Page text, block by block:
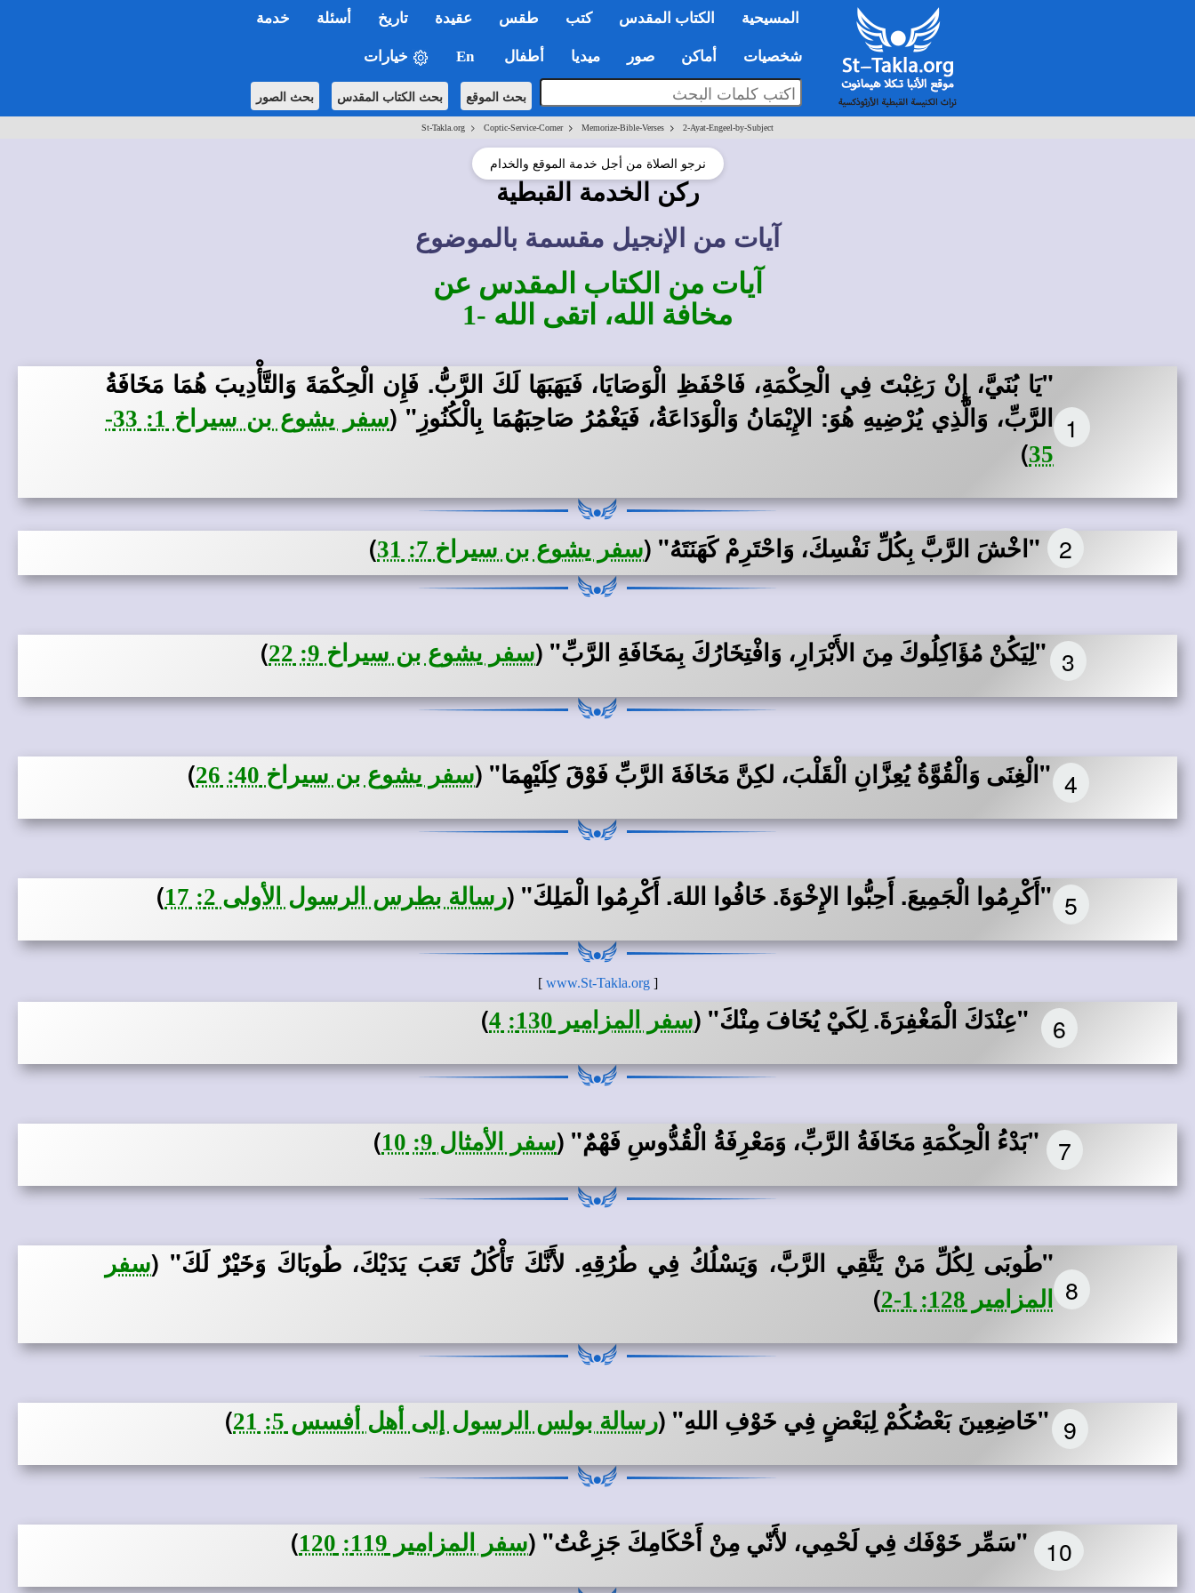
المسيحية الكتاب المقدس كتب طقس عقيدة تاريخ أسئلة خدمة
شخصيات أماكن صور ميديا أطفال En خيارات
بحث الموقع بحث الكتاب المقدس بحث الصور
St-Takla.org > Coptic-Service-Corner> Memorize-Bible-Verses > 2-Ayat-Engeel-by-Subject
نرجو الصلاة من أجل خدمة الموقع والخدام
ركن الخدمة القبطية
آيات من الإنجيل مقسمة بالموضوع
آيات من الكتاب المقدس عن
مخافة الله، اتقى الله -1
1
"يَا بُنَيَّ، إِنْ رَغِبْتَ فِي الْحِكْمَةِ، فَاحْفَظِ الْوَصَايَا، فَيَهَبَهَا لَكَ الرَّبُّ. فَإِن الْحِكْمَةَ وَالتَّأْدِيبَ هُمَا مَخَافَةُ
الرَّبِّ، وَالَّذِي يُرْضِيهِ هُوَ: الإِيْمَانُ وَالْوَدَاعَةُ، فَيَغْمُرُ صَاحِبَهُمَا بِالْكُنُوزِ" (
سفر يشوع بن سيراخ 1: 33-
35
)
2 "اخْشَ الرَّبَّ بِكُلِّ نَفْسِكَ، وَاحْتَرِمْ كَهَنَتَهُ" (سفر يشوع بن سيراخ 7: 31 )
3 "لِيَكُنْ مُؤَاكِلُوكَ مِنَ الأَبْرَارِ، وَافْتِخَارُكَ بِمَخَافَةِ الرَّبِّ" (سفر يشوع بن سيراخ 9: 22 )
4 "الْغِنَى وَالْقُوَّةُ يُعِزَّانِ الْقَلْبَ، لكِنَّ مَخَافَةَ الرَّبِّ فَوْقَ كِلَيْهِمَا" (سفر يشوع بن سيراخ 40: 26 )
5 "أَكْرِمُوا الْجَمِيعَ. أَحِبُّوا الإِخْوَةَ. خَافُوا اللهَ. أَكْرِمُوا الْمَلِكَ" (رسالة بطرس الرسول الأولى 2: 17 )
[
www.St-Takla.org
]
6 "عِنْدَكَ الْمَغْفِرَةَ. لِكَيْ يُخَافَ مِنْكَ" (سفر المزامير 130: 4 )
7 "بَدْءُ الْحِكْمَةِ مَخَافَةُ الرَّبِّ، وَمَعْرِفَةُ الْقُدُّوسِ فَهْمٌ" (سفر الأمثال 9: 10 )
8
"طُوبَى لِكُلِّ مَنْ يَتَّقِي الرَّبَّ، وَيَسْلُكُ فِي طُرُقِهِ. لأَنَّكَ تَأْكُلُ تَعَبَ يَدَيْكَ، طُوبَاكَ وَخَيْرٌ لَكَ" (سفر
المزامير 128: 1-2
)
9 "خَاضِعِينَ بَعْضُكُمْ لِبَعْضٍ فِي خَوْفِ اللهِ" (رسالة بولس الرسول إلى أهل أفسس 5: 21 )
10 "سَمِّر خَوْفَك فِي لَحْمِي، لأَنّي مِنْ أَحْكَامِكَ جَزِعْتُ" (سفر المزامير 119: 120 )